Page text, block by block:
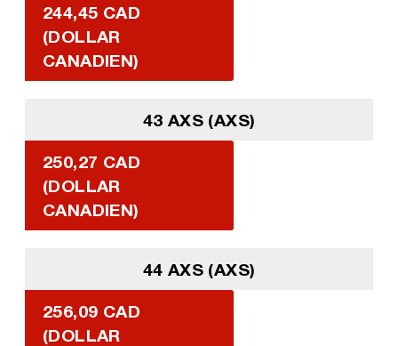
244,45 CAD
(DOLLAR
CANADIEN)
43 AXS (AXS)
250,27 CAD
(DOLLAR
CANADIEN)
44 AXS (AXS)
256,09 CAD
(DOLLAR